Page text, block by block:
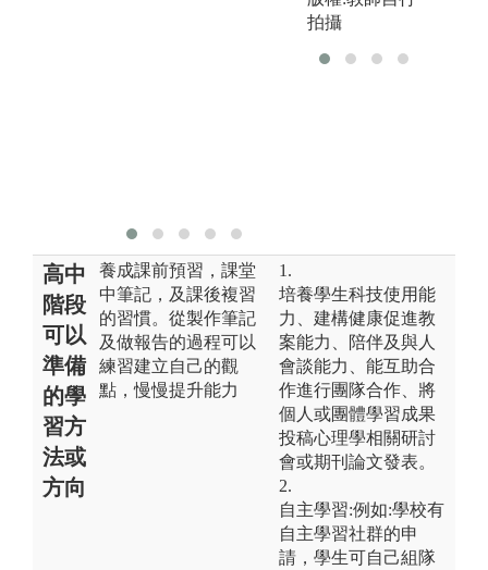
拍攝
高中
階段
可以
準備
的學
習方
法或
方向
養成課前預習，課堂
中筆記，及課後複習
的習慣。從製作筆記
及做報告的過程可以
練習建立自己的觀
點，慢慢提升能力
1.
培養學生科技使用能
力、建構健康促進教
案能力、陪伴及與人
會談能力、能互助合
作進行團隊合作、將
個人或團體學習成果
投稿心理學相關研討
會或期刊論文發表。
2.
自主學習:例如:學校有
自主學習社群的申
請，學生可自己組隊